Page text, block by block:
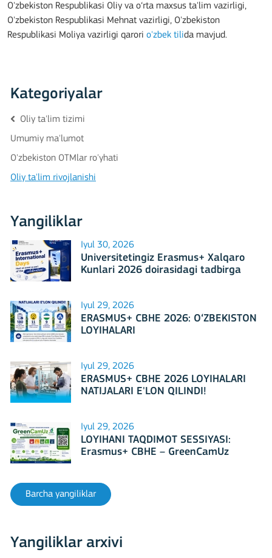
O'zbekiston Respublikasi Oliy va o‘rta maxsus ta'lim vazirligi,
O'zbekiston Respublikasi Mehnat vazirligi, O'zbekiston
Respublikasi Moliya vazirligi qarori o'zbek tilida mavjud.
Kategoriyalar
Oliy ta'lim tizimi
Umumiy ma'lumot
O'zbekiston OTMlar ro'yhati
Oliy ta'lim rivojlanishi
Yangiliklar
Iyul 30, 2026
Universitetingiz Erasmus+ Xalqaro
Kunlari 2026 doirasidagi tadbirga
Iyul 29, 2026
ERASMUS+ CBHE 2026: O‘ZBEKISTON
LOYIHALARI
Iyul 29, 2026
ERASMUS+ CBHE 2026 LOYIHALARI
NATIJALARI E'LON QILINDI!
Iyul 29, 2026
LOYIHANI TAQDIMOT SESSIYASI:
Erasmus+ CBHE – GreenCamUz
Barcha yangiliklar
Yangiliklar arxivi